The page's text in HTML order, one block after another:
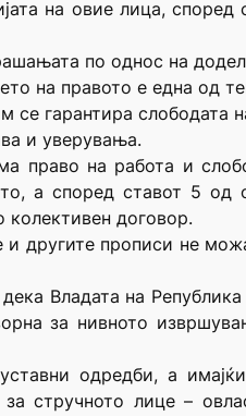
на овие лица,
по однос на
на правото е една од
се гарантира
и уверувања.
право на работа и
а според ставот 5 од
колективен договор.
другите прописи не
Владата на
за нивното
одредби, а
стручното лице –